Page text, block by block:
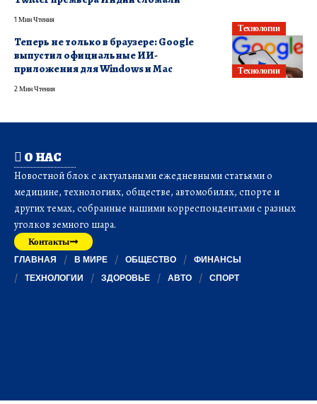
Технологии
1 Мин Чтения
Технологии
Теперь не только в браузере: Google
выпустил официальные ИИ-
приложения для Windows и Mac
2 Мин Чтения
О НАС
Новостной блок с актуальными ежедневными статьями о
медицине, технологиях, обществе, автомобилях, спорте и
других темах, собранные нашими корреспондентами с разных
уголков земного шара.
Контакты
ГЛАВНАЯ В МИРЕ ОБЩЕСТВО
ФИНАНСЫ
ТЕХНОЛОГИИ
ЗДОРОВЬЕ АВТО СПОРТ